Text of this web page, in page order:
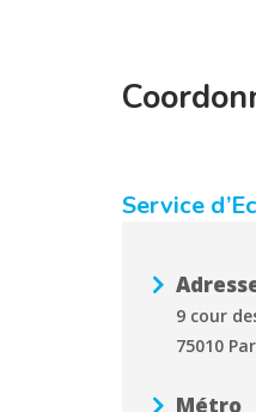
Service
9 cour
75010
Métro